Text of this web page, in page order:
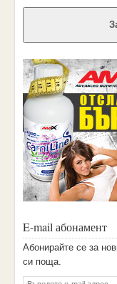
E-mail абонамент
Aбoниpaйтe ce зa
cи пoщa.